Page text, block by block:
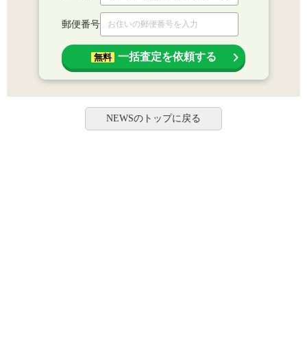
郵便番号
無料 一括査定を依頼する
NEWSのトップに戻る